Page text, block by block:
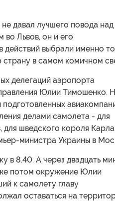
давал лучшего повода над
во Львов, он и его
действий выбрали именно
страну в самом комичном
делегаций аэропорта
Юлии Тимошенко.
делами самолета - для
шведского короля Карла
министра Украины в
в 8.40. А через двадцать
потом окружение Юлии
к самолету главу
оставаться на